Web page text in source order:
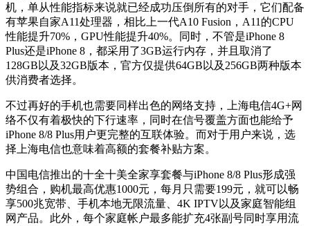
机，单从性能指标来说就已经成功压倒所有的对手，它们配备
有苹果自家A11处理器，相比上一代A10 Fusion，A11的CPU
性能提升70%，GPU性能提升40%。同时，不管是iPhone 8
Plus还是iPhone 8，都采用了3GB运行内存，并且取消了
128GB以及32GB版本，官方仅提供64GB以及256GB两种版本
供消费者选择。
不过再好的手机也需要同样出色的网络支持，上海电信4G+网
络不仅有着极快的下行速率，同时在信号覆盖方面也能给予
iPhone 8/8 Plus用户更完整的互联体验。而对于用户来说，选
择上海电信也意味着高额的套餐补贴方案。
中国电信推出的十全十美全家享套餐与iPhone 8/8 Plus形成强
势组合，购机最高优惠1000元，每月只需要199元，就可以畅
享500兆宽带、手机本地无限流量、4K IPTV以及家庭智能组
网产品。此外，每个家庭帐户最多能扩充4张副号同时享用流